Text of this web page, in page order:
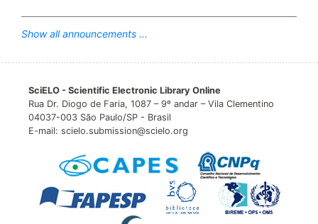
Show all announcements ...
SciELO - Scientific Electronic Library Online
Rua Dr. Diogo de Faria, 1087 – 9º andar – Vila Clementino
04037-003 São Paulo/SP - Brasil
E-mail: scielo.submission@scielo.org